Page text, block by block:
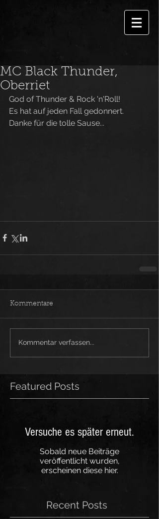
MC Black Thunder,
Oberriet
God of Thunder & Rock 'n'Roll!
Es hat auf jeden Fall gedonnert.
Danke für die tolle Sause...
Kommentare
Kommentar verfassen...
Featured Posts
Versuche es später erneut.
Sobald neue Beiträge
veröffentlicht wurden,
erscheinen diese hier.
Recent Posts